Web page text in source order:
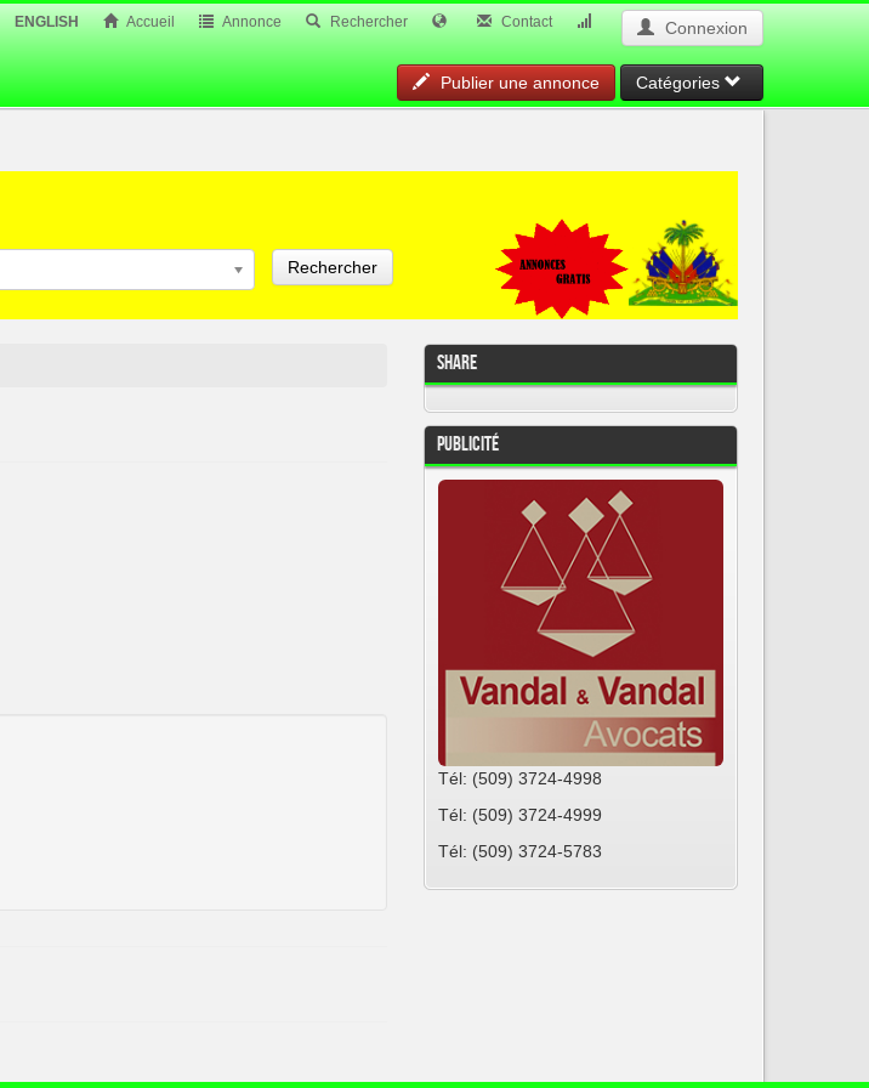
ENGLISH Accueil Annonce Rechercher Contact Connexion
Publier une annonce Catégories
Rechercher
Share
Publicité
Tél: (509) 3724-4998
Tél: (509) 3724-4999
Tél: (509) 3724-5783